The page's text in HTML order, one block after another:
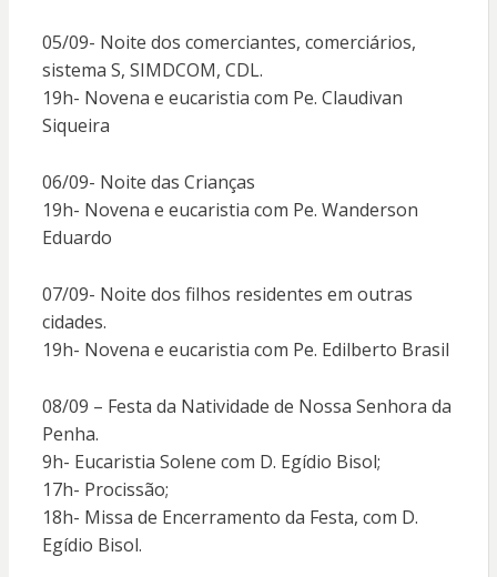
05/09- Noite dos comerciantes, comerciários,
sistema S, SIMDCOM, CDL.
19h- Novena e eucaristia com Pe. Claudivan
Siqueira
06/09- Noite das Crianças
19h- Novena e eucaristia com Pe. Wanderson
Eduardo
07/09- Noite dos filhos residentes em outras
cidades.
19h- Novena e eucaristia com Pe. Edilberto Brasil
08/09 – Festa da Natividade de Nossa Senhora da
Penha.
9h- Eucaristia Solene com D. Egídio Bisol;
17h- Procissão;
18h- Missa de Encerramento da Festa, com D.
Egídio Bisol.